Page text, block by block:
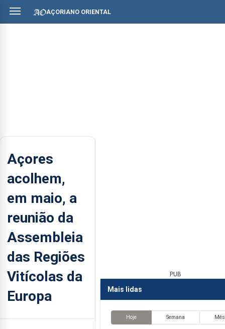
AÇORIANO ORIENTAL
Açores
acolhem,
em maio, a
reunião da
Assembleia
das Regiões
Vitícolas da
Europa
PUB
Mais lidas
Hoje Semana Mês